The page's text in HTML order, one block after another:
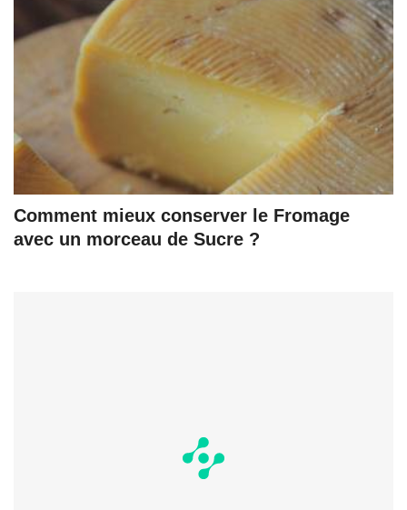
Comment mieux conserver le Fromage
avec un morceau de Sucre ?